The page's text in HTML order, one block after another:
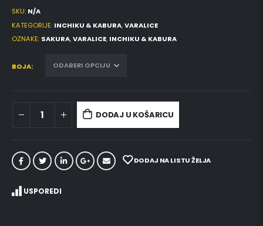
SKU: N/A
KATEGORIJE: INCHIKU & KABURA,VARALICE
OZNAKE: SAKURA,VARALICE, INCHIKU & KABURA
BOJA
DODAJ U KOŠARICU
DODAJ NA LISTU ŽELJA
USPOREDI